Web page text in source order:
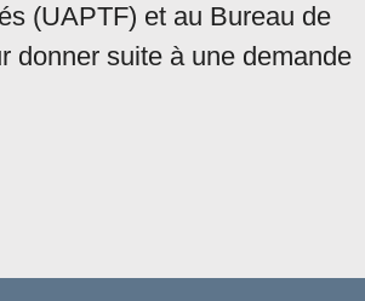
(UAPTF) et au Bureau de
donner suite à une demande